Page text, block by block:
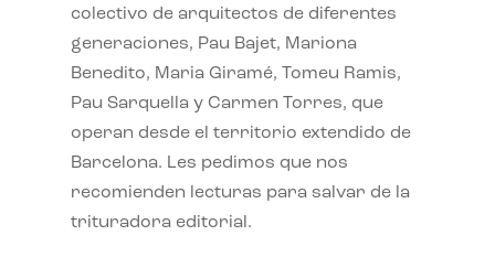
colectivo de arquitectos de diferentes
generaciones, Pau Bajet, Mariona
Benedito, Maria Giramé, Tomeu Ramis,
Pau Sarquella y Carmen Torres, que
operan desde el territorio extendido de
Barcelona. Les pedimos que nos
recomienden lecturas para salvar de la
trituradora editorial.